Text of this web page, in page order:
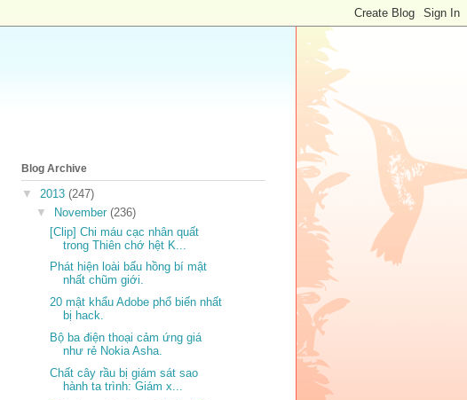
Blog Archive
▼ 2013 (247)
▼
November (236)
[Clip] Chi máu cạc nhân quất
trong Thiên chớ hệt K...
Phát hiện loài bấu hồng bí mật
nhất chũm giới.
20 mật khẩu Adobe phổ biến nhất
bị hack.
Bộ ba điện thoại cảm ứng giá
như rẻ Nokia Asha.
Chất cây rầu bị giám sát sao
hành ta trình: Giám x...